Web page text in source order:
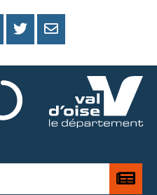
PARTAGER
FACEBOOK
PARTAGER
PARTAGER
MAIL
Je